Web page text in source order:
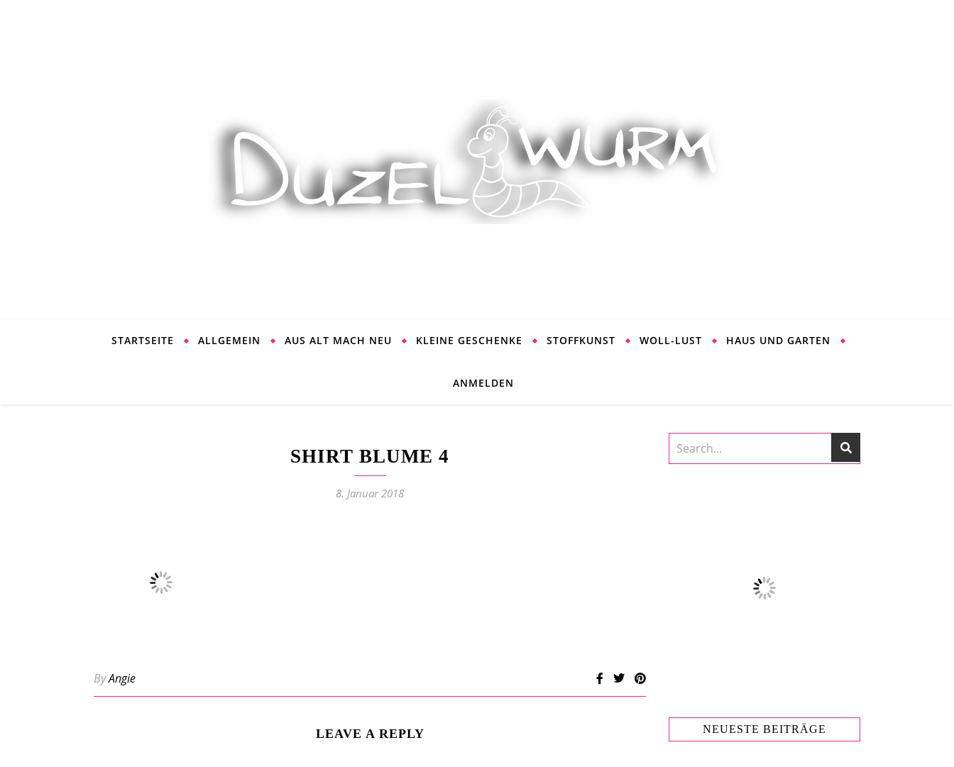
STARTSEITE ALLGEMEIN AUS ALT MACH NEU KLEINE GESCHENKE STOFFKUNST WOLL-LUST HAUS UND GARTEN
ANMELDEN
SHIRT BLUME 4
8. Januar 2018
ByAngie
LEAVE A REPLY NEUESTE BEITRÄGE